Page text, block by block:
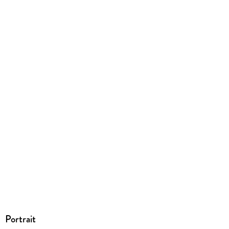
Portrait